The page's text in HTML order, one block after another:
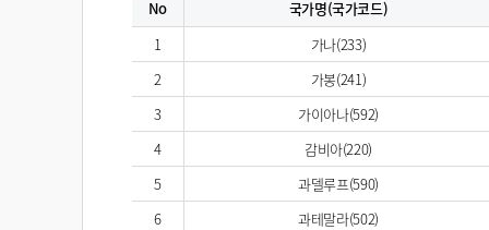
No
국가명(국가코드)
1
가나(233)
2
가봉(241)
3
가이아나(592)
4
감비아(220)
5
과델루프(590)
6
과테말라(502)